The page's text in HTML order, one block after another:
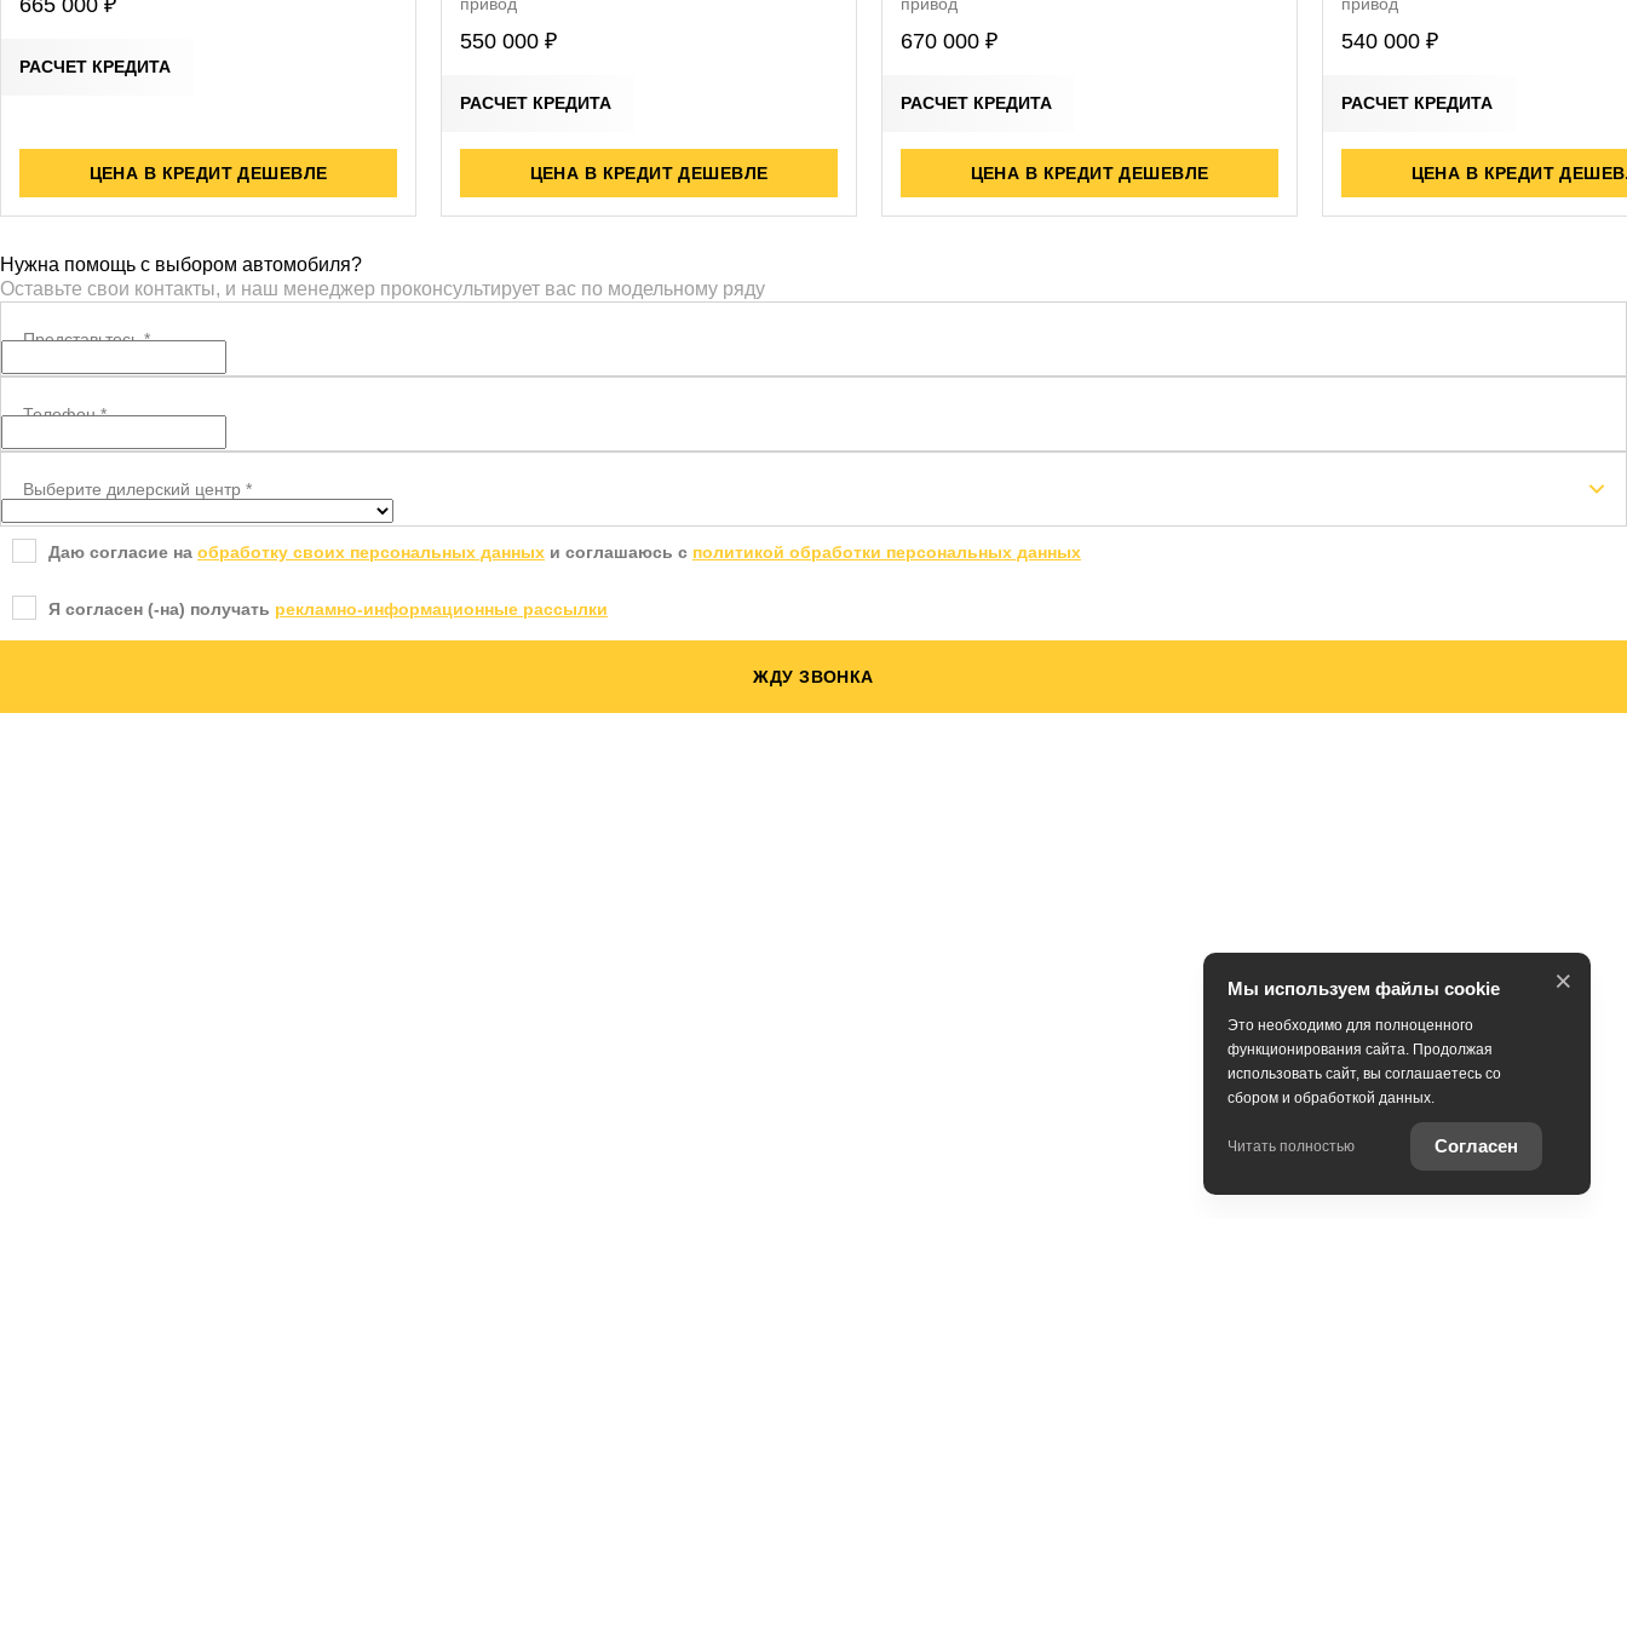
665 000 ₽
РАСЧЕТ КРЕДИТА
ЦЕНА В КРЕДИТ ДЕШЕВЛЕ
550 000 ₽
РАСЧЕТ КРЕДИТА
ЦЕНА В КРЕДИТ ДЕШЕВЛЕ
670 000 ₽
РАСЧЕТ КРЕДИТА
ЦЕНА В КРЕДИТ ДЕШЕВЛЕ
540 000 ₽
РАСЧЕТ КРЕДИТА
ЦЕНА В КРЕДИТ
Нужна помощь с выбором автомобиля?
Оставьте свои контакты, и наш менеджер проконсультирует вас по модельному ряду
Представьтесь*
Телефон*
Выберите дилерский центр *
Даю согласие на обработку своих персональных данных и соглашаюсь с политикой обработки персональных данных
Я согласен (-на) получать рекламно-информационные рассылки
ЖДУ ЗВОНКА
Мы используем файлы cookie
Это необходимо для полноценного
функционирования сайта. Продолжая
использовать сайт, вы соглашаетесь со
сбором и обработкой данных.
Читать полностью Согласен
×